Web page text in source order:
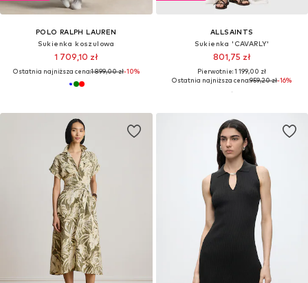
POLO RALPH LAUREN
Sukienka koszulowa
1 709,10 zł
Ostatnia najniższa cena:1 899,00 zł-10%
ALLSAINTS
Sukienka 'CAVARLY'
801,75 zł
Pierwotnie: 1 199,00 zł
Ostatnia najniższa cena:959,20 zł-16%